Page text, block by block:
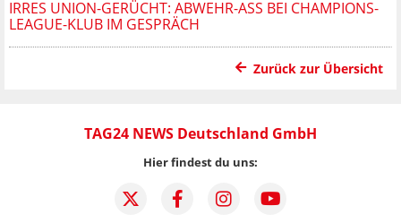
IRRES UNION-GERÜCHT: ABWEHR-ASS BEI CHAMPIONS-
LEAGUE-KLUB IM GESPRÄCH
Zurück zur Übersicht
TAG24 NEWS Deutschland GmbH
Hier findest du uns: